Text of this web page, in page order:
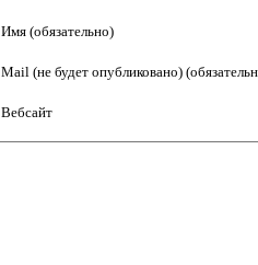
Имя (обязательно)
Mail (не будет опубликовано)
Вебсайт